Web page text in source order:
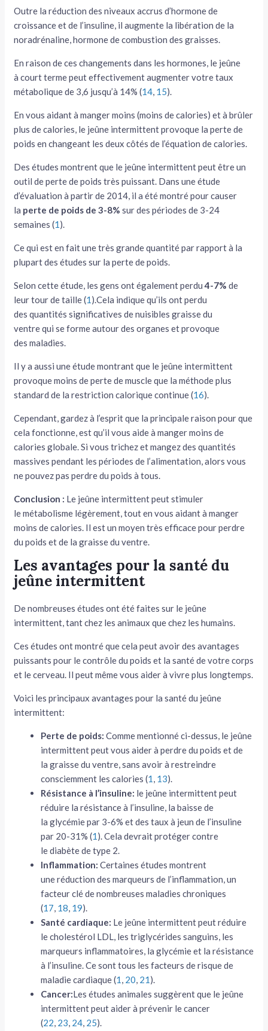
Outre la réduction des niveaux accrus d’hormone de
croissance et de l’insuline, il augmente la libération de la
noradrénaline, hormone de combustion des graisses.
En raison de ces changements dans les hormones, le jeûne
à court terme peut effectivement augmenter votre taux
métabolique de 3,6 jusqu’à 14% (14, 15).
En vous aidant à manger moins (moins de calories) et à brûler
plus de calories, le jeûne intermittent provoque la perte de
poids en changeant les deux côtés de l’équation de calories.
Des études montrent que le jeûne intermittent peut être un
outil de perte de poids très puissant. Dans une étude
d’évaluation à partir de 2014, il a été montré pour causer
la perte de poids de 3-8% sur des périodes de 3-24
semaines (1).
Ce qui est en fait une très grande quantité par rapport à la
plupart des études sur la perte de poids.
Selon cette étude, les gens ont également perdu4-7% de
leur tour de taille (1).Cela indique qu’ils ont perdu
des quantités significatives de nuisibles graisse du
ventre qui se forme autour des organes et provoque
des maladies.
Il y a aussi une étude montrant que le jeûne intermittent
provoque moins de perte de muscle que la méthode plus
standard de la restriction calorique continue (16).
Cependant, gardez à l’esprit que la principale raison pour que
cela fonctionne, est qu’il vous aide à manger moins de
calories globale. Si vous trichez et mangez des quantités
massives pendant les périodes de l’alimentation, alors vous
ne pouvez pas perdre du poids à tous.
Conclusion : Le jeûne intermittent peut stimuler
le métabolisme légèrement, tout en vous aidant à manger
moins de calories. Il est un moyen très efficace pour perdre
du poids et de la graisse du ventre.
Les avantages pour la santé du
jeûne intermittent
De nombreuses études ont été faites sur le jeûne
intermittent, tant chez les animaux que chez les humains.
Ces études ont montré que cela peut avoir des avantages
puissants pour le contrôle du poids et la santé de votre corps
et le cerveau. Il peut même vous aider à vivre plus longtemps.
Voici les principaux avantages pour la santé du jeûne
intermittent:
Perte de poids:Comme mentionné ci-dessus, le jeûne
intermittent peut vous aider à perdre du poids et de
la graisse du ventre, sans avoir à restreindre
consciemment les calories (1, 13).
Résistance à l’insuline: le jeûne intermittent peut
réduire la résistance à l’insuline, la baisse de
la glycémie par 3-6% et des taux à jeun de l’insuline
par 20-31% (1). Cela devrait protéger contre
le diabète de type 2.
Inflammation:Certaines études montrent
une réduction des marqueurs de l’inflammation, un
facteur clé de nombreuses maladies chroniques
(17, 18, 19).
Santé cardiaque: Le jeûne intermittent peut réduire
le cholestérol LDL, les triglycérides sanguins, les
marqueurs inflammatoires, la glycémie et la résistance
à l’insuline. Ce sont tous les facteurs de risque de
maladie cardiaque (1, 20, 21).
Cancer:Les études animales suggèrent que le jeûne
intermittent peut aider à prévenir le cancer
(22, 23, 24, 25).